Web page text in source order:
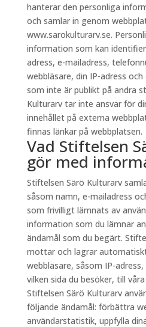
hanterar den personliga
och samlar in genom
www.sarokulturarv.se.
information som kan
adress, e-mailadress,
webbläsare, din IP-adress
som inte är publikt på andra
Kulturarv tar inte ansvar för
innehållet på externa
finnas länkar på webbplatsen.
Vad Stiftelsen
gör med
Stiftelsen Särö Kulturarv
såsom namn, e-mailadress
som frivilligt lämnats av
information som du lämnar
ändamål som du begärt.
mottar och lagrar
webbläsare, såsom IP-
vilken sida du besöker, till
Stiftelsen Särö Kulturarv
följande ändamål: förbättra
användarstatistik, uppfylla